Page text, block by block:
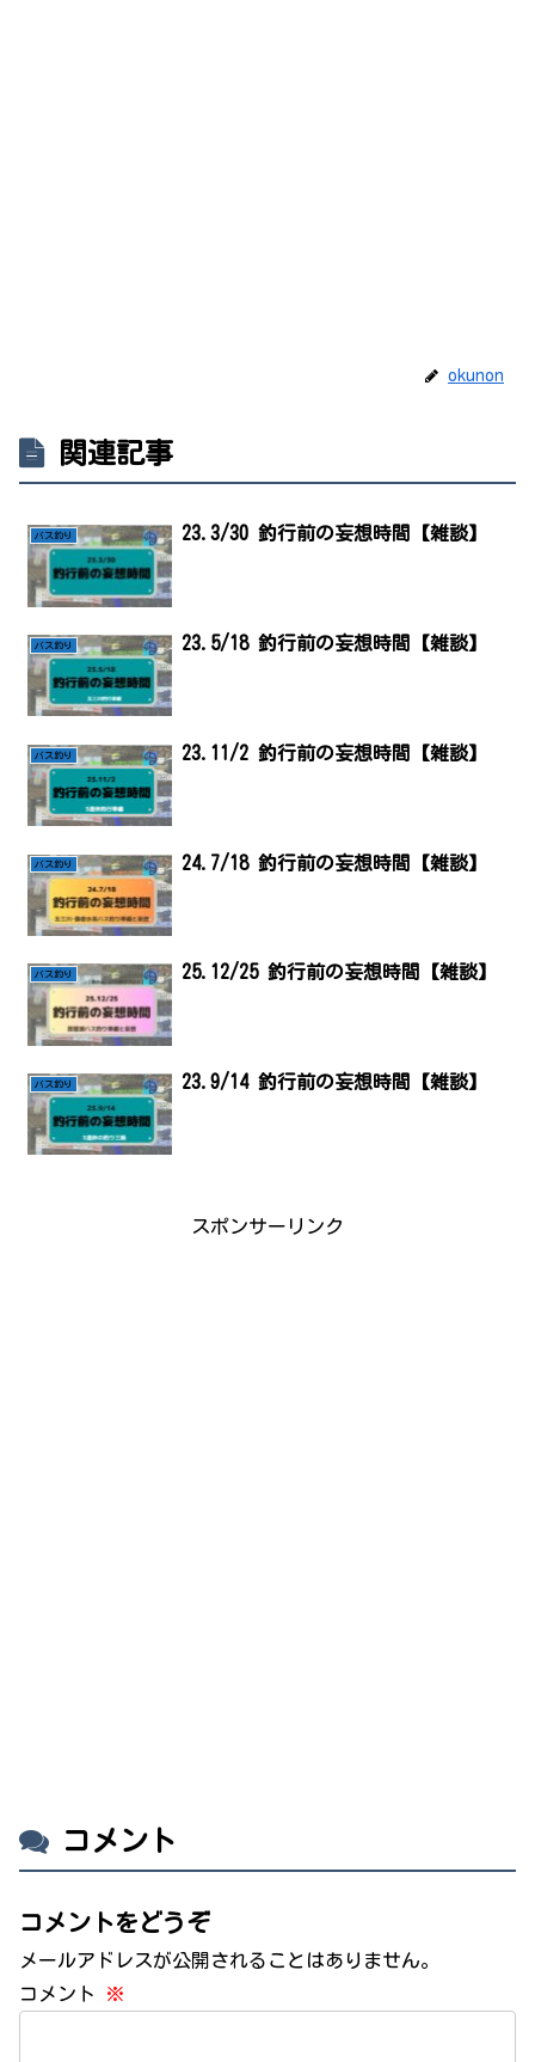
okunon
関連記事
バス釣り 23.3/30 釣行前の妄想時間【雑談】
バス釣り 23.5/18 釣行前の妄想時間【雑談】
バス釣り 23.11/2 釣行前の妄想時間【雑談】
バス釣り 24.7/18 釣行前の妄想時間【雑談】
バス釣り 25.12/25 釣行前の妄想時間【雑談】
バス釣り 23.9/14 釣行前の妄想時間【雑談】
スポンサーリンク
コメント
コメントをどうぞ
メールアドレスが公開されることはありません。
コメント
※